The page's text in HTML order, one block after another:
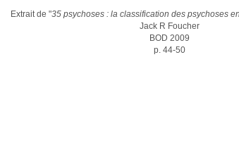
Extrait de "35 psychoses : la classification des psychoses
Jack R Foucher
BOD 2009
p. 44-50